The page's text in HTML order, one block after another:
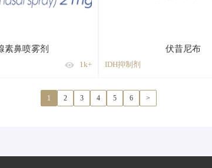
素鼻喷雾剂
1k+
伏昔尼布
IDH抑制剂
1 2 3 4 5 6 >